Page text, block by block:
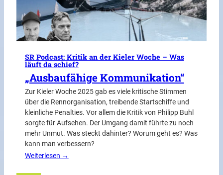
SR Podcast: Kritik an der Kieler Woche – Was
läuft da schief?
„Ausbaufähige Kommunikation“
Zur Kieler Woche 2025 gab es viele kritische Stimmen
über die Rennorganisation, treibende Startschiffe und
kleinliche Penalties. Vor allem die Kritik von Philipp Buhl
sorgte für Aufsehen. Der Umgang damit führte zu noch
mehr Unmut. Was steckt dahinter? Worum geht es? Was
kann man verbessern?
Weiterlesen →